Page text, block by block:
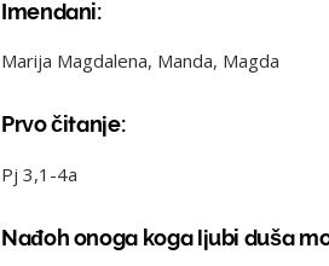
Imendani:
Marija Magdalena, Manda, Magda
Prvo čitanje:
Pj 3,1-4a
Nađoh onoga koga ljubi duša